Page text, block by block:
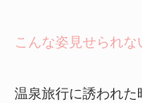
こんな姿見せられな
温泉旅行に誘われた